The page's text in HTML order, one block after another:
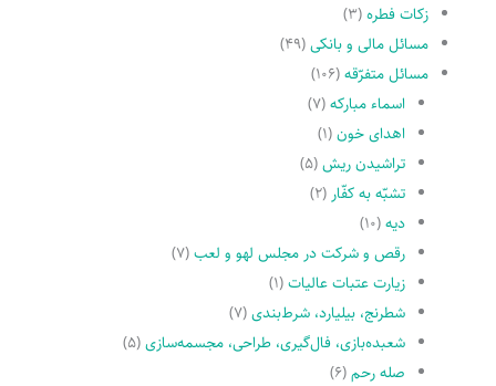
زکات فطره(۳)
مسائل مالی و بانکی(۴۹)
مسائل متفرّقه(۱۰۶)
اسماء مبارکه(۷)
اهدای خون(۱)
تراشیدن ریش(۵)
تشبّه به کفّار (۲)
دیه(۱۰)
رقص و شرکت در مجلس لهو و لعب(۷)
زیارت عتبات عالیات(۱)
شطرنج، بیلیارد، شرط‌بندی(۷)
شعبده‌بازی، فال‌گیری، طراحی، مجسمه‌سازی(۵)
صله رحم(۶)